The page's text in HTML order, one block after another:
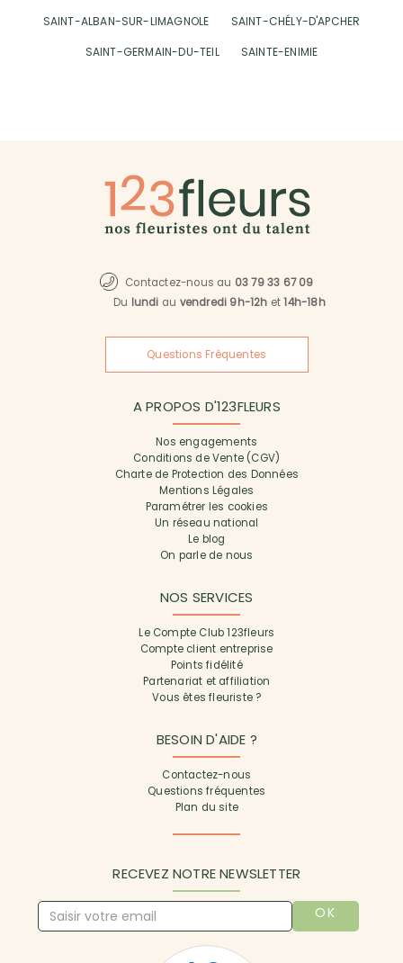
SAINT-ALBAN-SUR-LIMAGNOLE
SAINT-CHÉLY-D'APCHER
SAINT-GERMAIN-DU-TEIL
SAINTE-ENIMIE
Contactez-nous au 03 79 33 67 09
Du lundi au vendredi 9h-12h et14h-18h
Questions Fréquentes
A PROPOS D'123FLEURS
Nos engagements
Conditions de Vente (CGV)
Charte de Protection des Données
Mentions Légales
Paramétrer les cookies
Un réseau national
Le blog
On parle de nous
NOS SERVICES
Le Compte Club 123fleurs
Compte client entreprise
Points fidélité
Partenariat et affiliation
Vous êtes fleuriste ?
BESOIN D'AIDE ?
Contactez-nous
Questions fréquentes
Plan du site
RECEVEZ NOTRE NEWSLETTER
OK